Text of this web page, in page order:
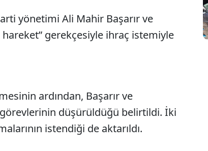
yönetimi Ali Mahir Başarır ve
hareket” gerekçesiyle ihraç istemiyle
ardından, Başarır ve
görevlerinin düşürüldüğü belirtildi. İki
istendiği de aktarıldı.